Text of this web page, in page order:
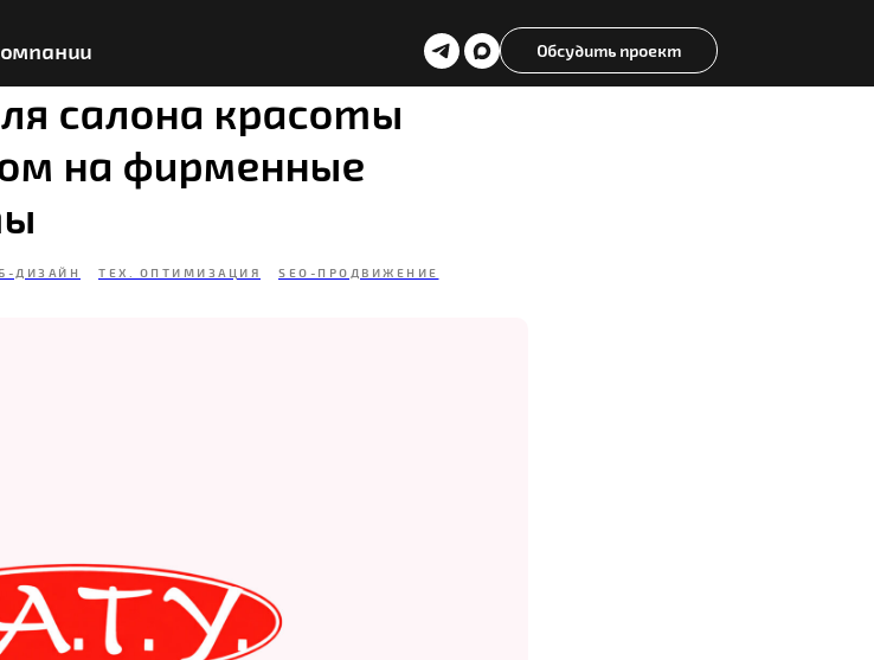
Обсудить проект
салона красоты
на фирменные
ДИЗАЙН ТЕХ. ОПТИМИЗАЦИЯ SEO-ПРОДВИЖЕНИЕ